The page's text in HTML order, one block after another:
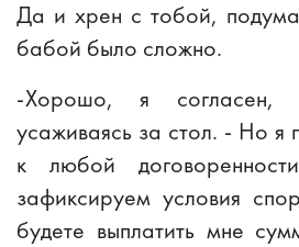
Да и хрен с тобой,
бабой было сложно.
-Хорошо, я
усаживаясь за стол. - Но я
к любой
зафиксируем условия
будете выплатить мне